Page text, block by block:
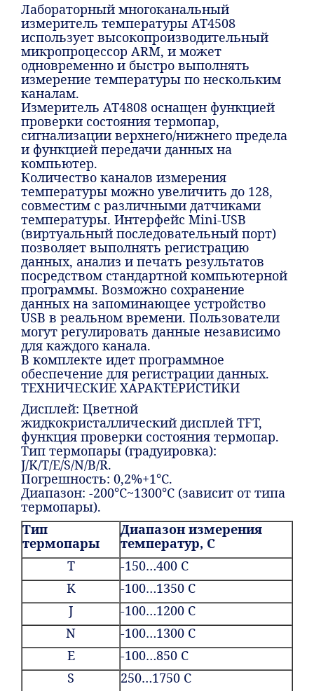
Лабораторный многоканальный
измеритель температуры AT4508
использует высокопроизводительный
микропроцессор ARM, и может
одновременно и быстро выполнять
измерение температуры по нескольким
каналам.
Измеритель AT4808 оснащен функцией
проверки состояния термопар,
сигнализации верхнего/нижнего предела
и функцией передачи данных на
компьютер.
Количество каналов измерения
температуры можно увеличить до 128,
совместим с различными датчиками
температуры. Интерфейс Mini-USB
(виртуальный последовательный порт)
позволяет выполнять регистрацию
данных, анализ и печать результатов
посредством стандартной компьютерной
программы. Возможно сохранение
данных на запоминающее устройство
USB в реальном времени. Пользователи
могут регулировать данные независимо
для каждого канала.
В комплекте идет программное
обеспечение для регистрации данных.
ТЕХНИЧЕСКИЕ ХАРАКТЕРИСТИКИ
Дисплей: Цветной
жидкокристаллический дисплей TFT,
функция проверки состояния термопар.
Тип термопары (градуировка):
J/K/T/E/S/N/B/R.
Погрешность: 0,2%+1°С.
Диапазон: -200°С~1300°C (зависит от типа
термопары).
Тип
термопары
Диапазон измерения
температур, C
Т
-150…400 C
K
-100…1350 C
J
-100…1200 C
N
-100…1300 C
E
-100…850 C
S
250…1750 C